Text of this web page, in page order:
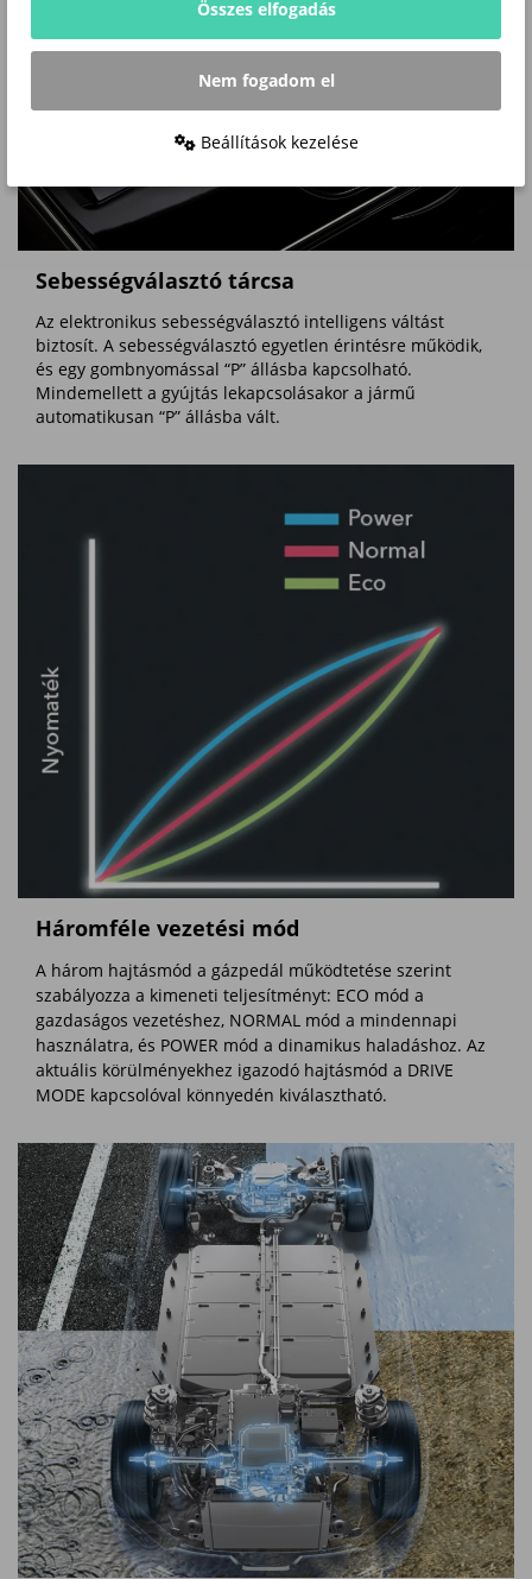
Sebességválasztó tárcsa
Az elektronikus sebességválasztó intelligens váltást
biztosít. A sebességválasztó egyetlen érintésre működik,
és egy gombnyomással “P” állásba kapcsolható.
Mindemellett a gyújtás lekapcsolásakor a jármű
automatikusan “P” állásba vált.
Háromféle vezetési mód
A három hajtásmód a gázpedál működtetése szerint
szabályozza a kimeneti teljesítményt: ECO mód a
gazdaságos vezetéshez, NORMAL mód a mindennapi
használatra, és POWER mód a dinamikus haladáshoz. Az
aktuális körülményekhez igazodó hajtásmód a DRIVE
MODE kapcsolóval könnyedén kiválasztható.
Összes elfogadás
Nem fogadom el
Beállítások kezelése